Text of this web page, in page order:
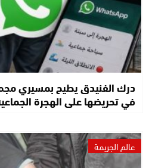
درك الفنيدق يطيح بمسيري
في تحريضها على الهجرة
عالم الجريمة